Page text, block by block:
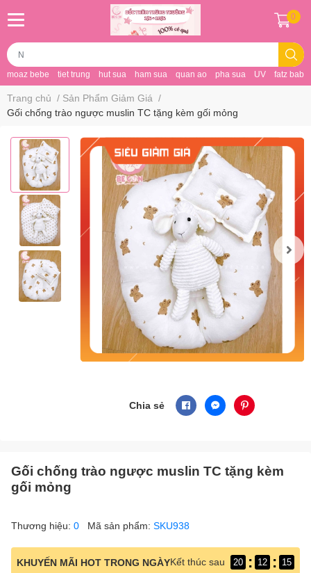
moaz bebe tiet trung hut sua ham sua quan ao pha sua UV fatz baby
0
Trang chủ / Sản Phẩm Giảm Giá /
Gối chống trào ngược muslin TC tặng kèm gối mỏng
Chia sẻ
Gối chống trào ngược muslin TC tặng kèm
gối mỏng
Thương hiệu: 0 Mã sản phẩm: SKU938
KHUYẾN MÃI HOT TRONG NGÀYKết thúc sau 20 : 12 : 14